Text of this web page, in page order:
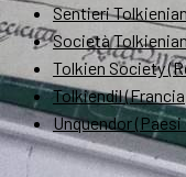
Sentieri
Società
Tolkien Society
Tolkiendil
Unquendor